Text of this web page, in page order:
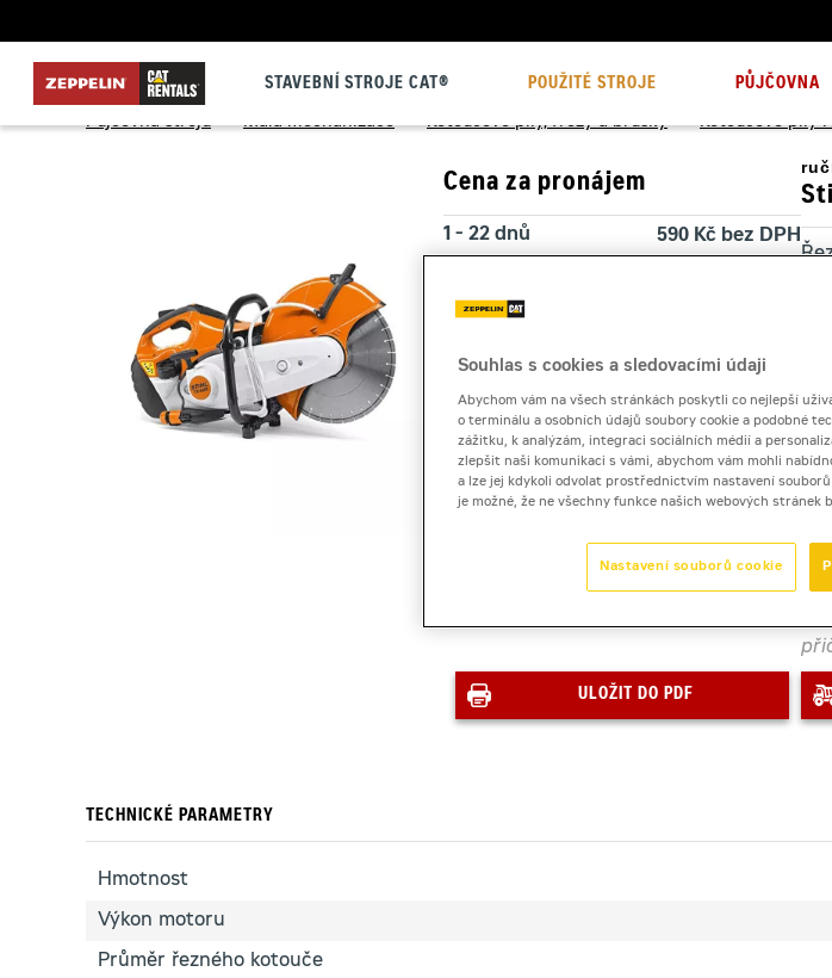
STAVEBNÍ STROJE CAT® POUŽITÉ STROJE PŮJČOVNA
Půjčovna strojů > Malá mechanizace > Kotoučové pily, frézy a brusky > Kotoučové pily
Cena za pronájem
1 - 22 dnů
590 Kč bez DPH
23 a více dnů
Kauce 50 000 Kč
ULOŽIT DO PDF
TECHNICKÉ PARAMETRY
Hmotnost
Výkon motoru
Průměr řezného kotouče
Souhlas s cookies a sledovacími údaji
Abychom vám na všech stránkách poskytli co nejlepší
o terminálu a osobních údajů soubory cookie a podobné
zážitku, k analýzám, integraci sociálních médií a
zlepšit naši komunikaci s vámi, abychom vám mohli
a lze jej kdykoli odvolat prostřednictvím nastavení
je možné, že ne všechny funkce našich webových stránek
Nastavení souborů cookie